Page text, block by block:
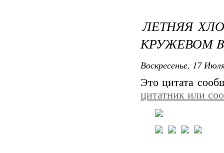
ЛЕТНЯЯ
КРУЖЕВОМ
Воскресенье, 17
Это цитата
цитатник или